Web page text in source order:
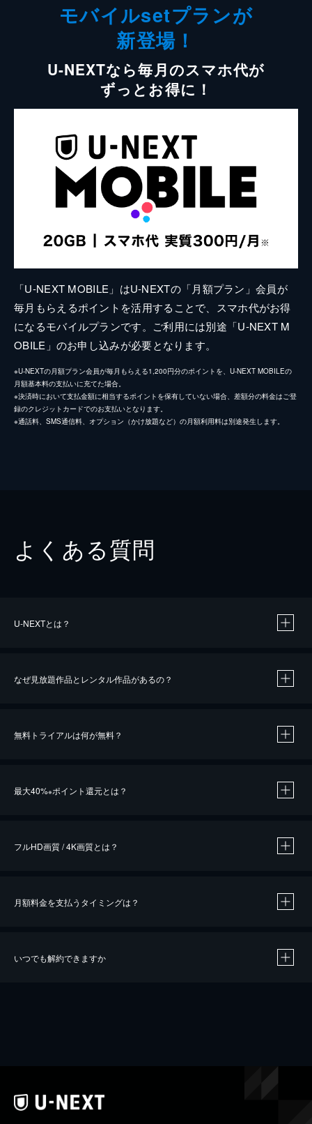
モバイルsetプランが
新登場！
U-NEXTなら毎月のスマホ代が
ずっとお得に！
「U-NEXT MOBILE」はU-NEXTの「月額プラン」会員が
毎月もらえるポイントを活用することで、スマホ代がお得
になるモバイルプランです。ご利用には別途「U-NEXT M
OBILE」のお申し込みが必要となります。
※U-NEXTの月額プラン会員が毎月もらえる1,200円分のポイントを、U-NEXT MOBILEの
月額基本料の支払いに充てた場合。
※決済時において支払金額に相当するポイントを保有していない場合、差額分の料金はご登
録のクレジットカードでのお支払いとなります。
※通話料、SMS通信料、オプション（かけ放題など）の月額利用料は別途発生します。
よくある質問
U-NEXTとは？
なぜ見放題作品とレンタル作品があるの？
無料トライアルは何が無料？
最大40%※ポイント還元とは？
※40％ポイント還元の対象は、クレジットカード決済による作品の購入 / レンタルです。
フルHD画質 / 4K画質とは？
月額料金を支払うタイミングは？
いつでも解約できますか